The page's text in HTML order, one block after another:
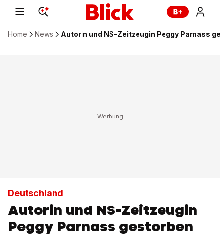
Home News Autorin und NS-Zeitzeugin Peggy Parnass
Deutschland
Autorin und NS-Zeitzeugin
Peggy Parnass gestorben